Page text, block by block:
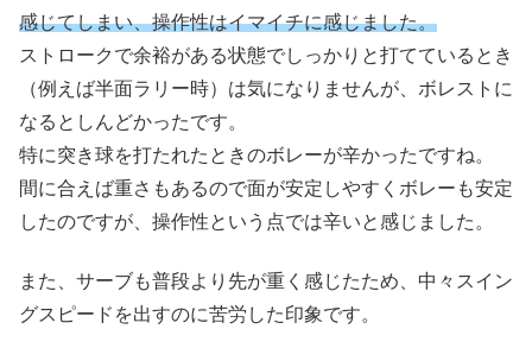
感じてしまい、操作性はイマイチに感じました。
ストロークで余裕がある状態でしっかりと打てているとき
（例えば半面ラリー時）は気になりませんが、ボレストに
なるとしんどかったです。
特に突き球を打たれたときのボレーが辛かったですね。
間に合えば重さもあるので面が安定しやすくボレーも安定
したのですが、操作性という点では辛いと感じました。
また、サーブも普段より先が重く感じたため、中々スイン
グスピードを出すのに苦労した印象です。